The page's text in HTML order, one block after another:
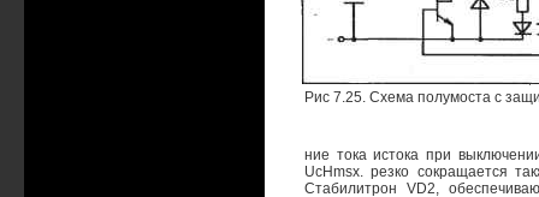
Рис 7.25. Схема полумоста с
ние тока истока при
UcHmsx. резко сокращается
Стабилитрон VD2,